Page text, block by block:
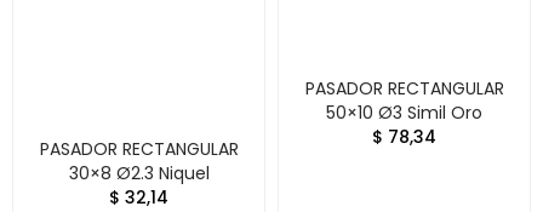
PASADOR RECTANGULAR
30×8 Ø2.3 Niquel
$ 32,14
PASADOR RECTANGULAR
50×10 Ø3 Simil Oro
$ 78,34